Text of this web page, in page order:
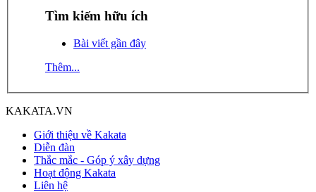
Tìm kiếm hữu ích
Bài viết gần đây
Thêm...
KAKATA.VN
Giới thiệu về Kakata
Diễn đàn
Thắc mắc - Góp ý xây dựng
Hoạt động Kakata
Liên hệ